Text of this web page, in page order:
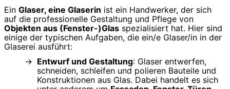
Ein Glaser, eine Glaserin ist ein Handwerker, der sich
auf die professionelle Gestaltung und Pflege von
Objekten aus (Fenster-)Glas spezialisiert hat. Hier sind
einige der typischen Aufgaben, die ein/e Glaser/in in der
Glaserei ausführt:
Entwurf und Gestaltung: Glaser entwerfen,
schneiden, schleifen und polieren Bauteile und
Konstruktionen aus Glas. Dabei handelt es sich